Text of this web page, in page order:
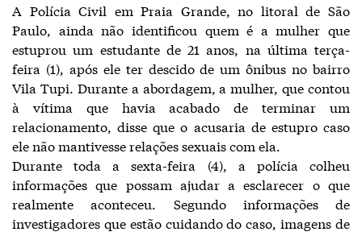
A Polícia Civil em Praia Grande, no litoral de São
Paulo, ainda não identificou quem é a mulher que
estuprou um estudante de 21 anos, na última terça-
feira (1), após ele ter descido de um ônibus no bairro
Vila Tupi. Durante a abordagem, a mulher, que contou
à vítima que havia acabado de terminar um
relacionamento, disse que o acusaria de estupro caso
ele não mantivesse relações sexuais com ela.
Durante toda a sexta-feira (4), a polícia colheu
informações que possam ajudar a esclarecer o que
realmente aconteceu. Segundo informações de
investigadores que estão cuidando do caso, imagens de